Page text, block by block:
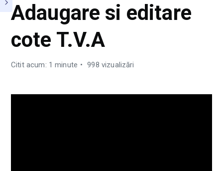
Adaugare si editare
cote T.V.A
Citit acum: 1 minute 998 vizualizări